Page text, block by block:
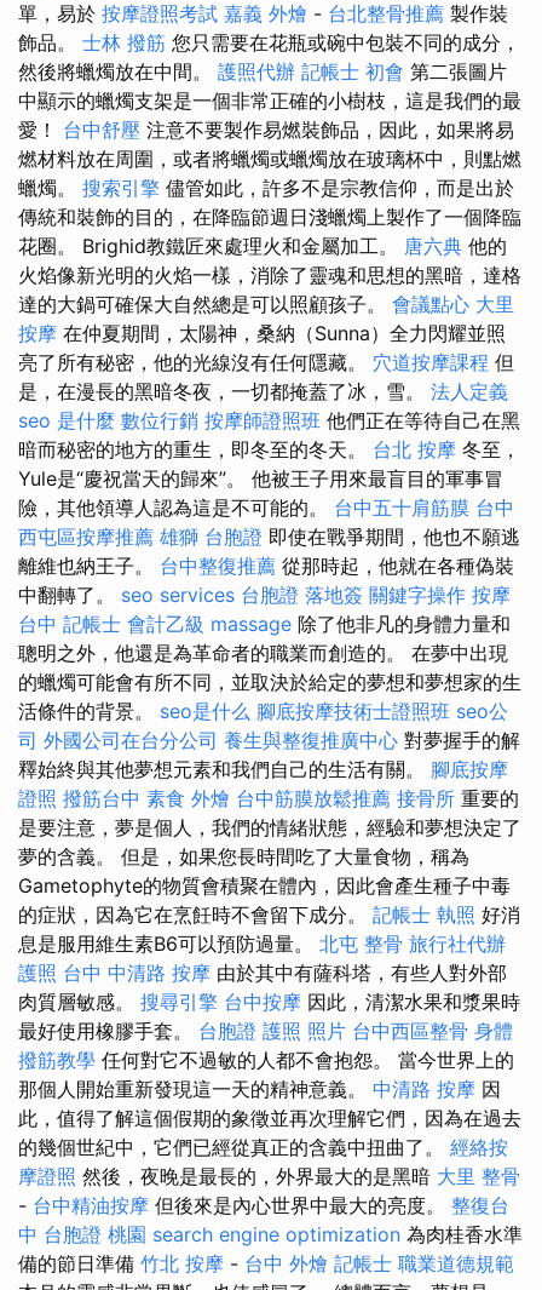
單，易於 按摩證照考試 嘉義 外燴 - 台北整骨推薦 製作裝
飾品。 士林 撥筋 您只需要在花瓶或碗中包裝不同的成分，
然後將蠟燭放在中間。 護照代辦 記帳士 初會 第二張圖片
中顯示的蠟燭支架是一個非常正確的小樹枝，這是我們的最
愛！ 台中舒壓 注意不要製作易燃裝飾品，因此，如果將易
燃材料放在周圍，或者將蠟燭或蠟燭放在玻璃杯中，則點燃
蠟燭。 搜索引擎 儘管如此，許多不是宗教信仰，而是出於
傳統和裝飾的目的，在降臨節週日淺蠟燭上製作了一個降臨
花圈。 Brighid教鐵匠來處理火和金屬加工。 唐六典 他的
火焰像新光明的火焰一樣，消除了靈魂和思想的黑暗，達格
達的大鍋可確保大自然總是可以照顧孩子。 會議點心 大里
按摩 在仲夏期間，太陽神，桑納（Sunna）全力閃耀並照
亮了所有秘密，他的光線沒有任何隱藏。 穴道按摩課程 但
是，在漫長的黑暗冬夜，一切都掩蓋了冰，雪。 法人定義
seo 是什麼 數位行銷 按摩師證照班 他們正在等待自己在黑
暗而秘密的地方的重生，即冬至的冬天。 台北 按摩 冬至，
Yule是“慶祝當天的歸來”。 他被王子用來最盲目的軍事冒
險，其他領導人認為這是不可能的。 台中五十肩筋膜 台中
西屯區按摩推薦 雄獅 台胞證 即使在戰爭期間，他也不願逃
離維也納王子。 台中整復推薦 從那時起，他就在各種偽裝
中翻轉了。 seo services 台胞證 落地簽 關鍵字操作 按摩
台中 記帳士 會計乙級 massage 除了他非凡的身體力量和
聰明之外，他還是為革命者的職業而創造的。 在夢中出現
的蠟燭可能會有所不同，並取決於給定的夢想和夢想家的生
活條件的背景。 seo是什么 腳底按摩技術士證照班 seo公
司 外國公司在台分公司 養生與整復推廣中心 對夢握手的解
釋始終與其他夢想元素和我們自己的生活有關。 腳底按摩
證照 撥筋台中 素食 外燴 台中筋膜放鬆推薦 接骨所 重要的
是要注意，夢是個人，我們的情緒狀態，經驗和夢想決定了
夢的含義。 但是，如果您長時間吃了大量食物，稱為
Gametophyte的物質會積聚在體內，因此會產生種子中毒
的症狀，因為它在烹飪時不會留下成分。 記帳士 執照 好消
息是服用維生素B6可以預防過量。 北屯 整骨 旅行社代辦
護照 台中 中清路 按摩 由於其中有薩科塔，有些人對外部
肉質層敏感。 搜尋引擎 台中按摩 因此，清潔水果和漿果時
最好使用橡膠手套。 台胞證 護照 照片 台中西區整骨 身體
撥筋教學 任何對它不過敏的人都不會抱怨。 當今世界上的
那個人開始重新發現這一天的精神意義。 中清路 按摩 因
此，值得了解這個假期的象徵並再次理解它們，因為在過去
的幾個世紀中，它們已經從真正的含義中扭曲了。 經絡按
摩證照 然後，夜晚是最長的，外界最大的是黑暗 大里 整骨
- 台中精油按摩 但後來是內心世界中最大的亮度。 整復台
中 台胞證 桃園 search engine optimization 為肉桂香水準
備的節日準備 竹北 按摩 - 台中 外燴 記帳士 職業道德規範